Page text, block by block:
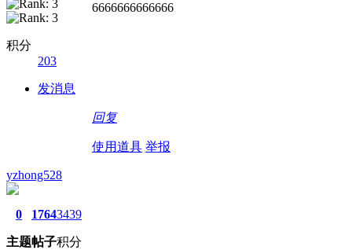
积分
203
发消息
6666666666666
回复
使用道具 举报
yzhong528
0
主题
1764
帖子
3439
积分